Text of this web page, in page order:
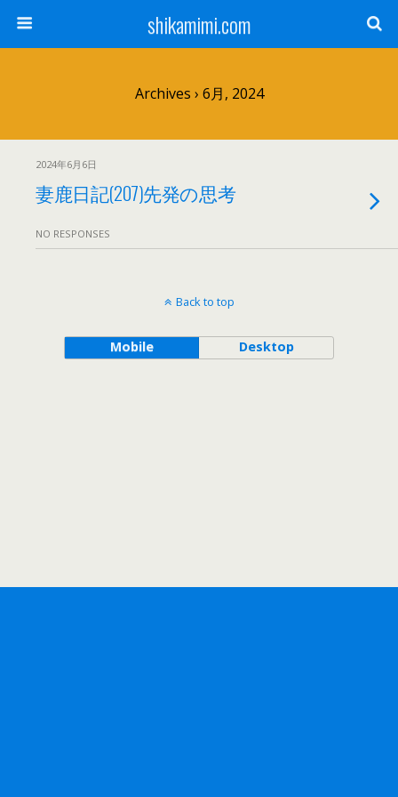
shikamimi.com
Archives › 6月, 2024
2024年6月6日
妻鹿日記(207)先発の思考
NO RESPONSES
Back to top
Mobile Desktop